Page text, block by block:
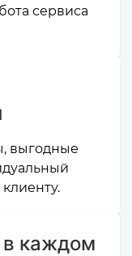
сервиса
выгодные
в каждом